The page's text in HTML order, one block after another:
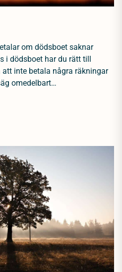
om dödsboet saknar
i dödsboet har du rätt till
inte betala några räkningar
omedelbart…